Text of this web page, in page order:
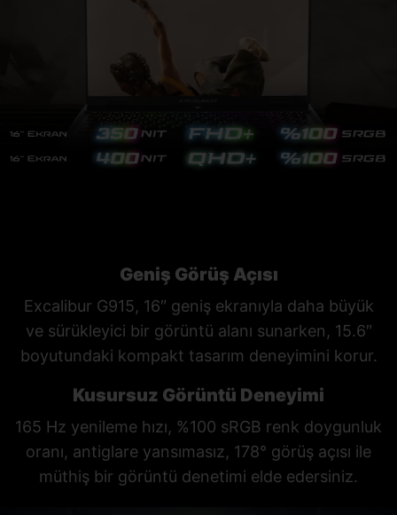
Geniş Görüş Açısı
Excalibur G915, 16″ geniş ekranıyla daha büyük
ve sürükleyici bir görüntü alanı sunarken, 15.6″
boyutundaki kompakt tasarım deneyimini korur.
Kusursuz Görüntü Deneyimi
165 Hz yenileme hızı, %100 sRGB renk doygunluk
oranı, antiglare yansımasız, 178° görüş açısı ile
müthiş bir görüntü denetimi elde edersiniz.